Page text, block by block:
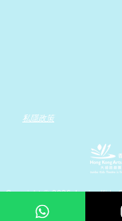
私隱政策
Copyright © 2026 Jumbo Kids